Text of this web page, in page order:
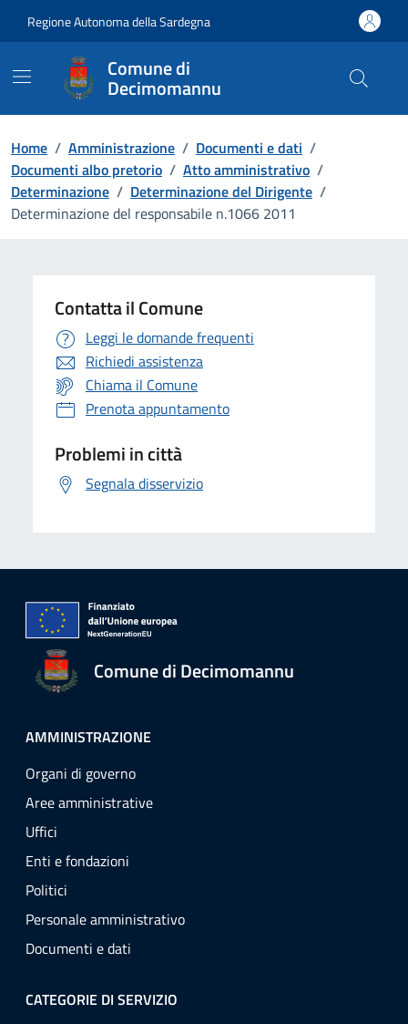
Regione Autonoma della Sardegna
Comune di
Decimomannu
Home / Amministrazione / Documenti e dati /
Documenti albo pretorio / Atto amministrativo /
Determinazione / Determinazione del Dirigente /
Determinazione del responsabile n.1066 2011
Contatta il Comune
Leggi le domande frequenti
Richiedi assistenza
Chiama il Comune
Prenota appuntamento
Problemi in città
Segnala disservizio
Comune di Decimomannu
AMMINISTRAZIONE
Organi di governo
Aree amministrative
Uffici
Enti e fondazioni
Politici
Personale amministrativo
Documenti e dati
CATEGORIE DI SERVIZIO